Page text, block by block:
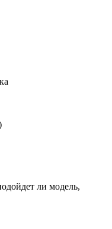
ли модель,